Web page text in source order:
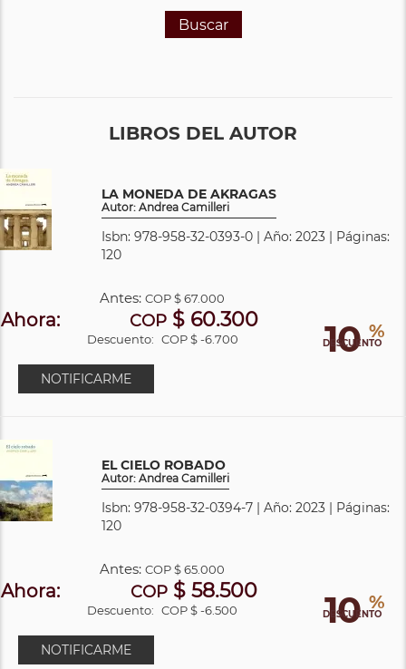
Buscar
LIBROS DEL AUTOR
LA MONEDA DE AKRAGAS
Autor: Andrea Camilleri
Isbn: 978-958-32-0393-0 | Año: 2023 | Páginas:
120
10 %
DESCUENTO
Antes:COP$ 67.000
Ahora: COP $ 60.300
Descuento: COP $ -6.700
NOTIFICARME
EL CIELO ROBADO
Autor: Andrea Camilleri
Isbn: 978-958-32-0394-7 | Año: 2023 | Páginas:
120
10 %
DESCUENTO
Antes:COP$ 65.000
Ahora: COP $ 58.500
Descuento: COP $ -6.500
NOTIFICARME